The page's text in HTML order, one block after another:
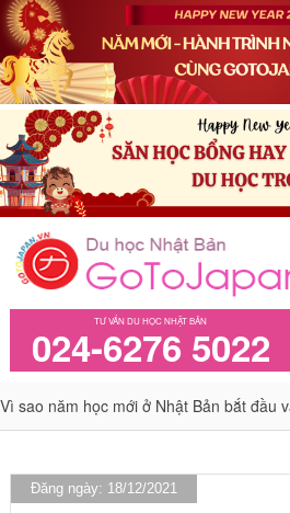
TƯ VẤN DU HỌC NHẬT BẢN
024-6276 5022
Vì sao năm học mới ở Nhật Bản bắt đầu
Đăng ngày: 18/12/2021